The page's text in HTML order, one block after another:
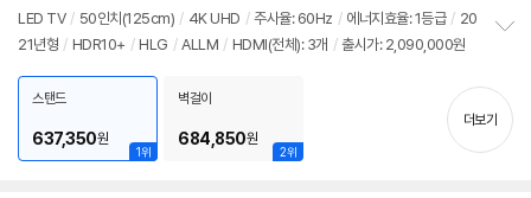
견
점
리
뷰
LED TV / 50인치 (125cm) / 4K UHD / 주사율: 60Hz / 에너지효율: 1등급 / 20
21년형 / HDR10+ / HLG / ALLM / HDMI(전체): 3개 / 출시가: 2,090,000원
치
기
1위
스탠드
637,350원
2위
벽걸이
684,850원
더보기